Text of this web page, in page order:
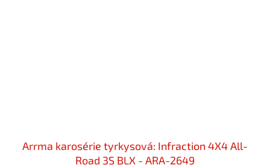
Arrma karosérie tyrkysová: Infraction 4X4 All-
Road 3S BLX - ARA-2649